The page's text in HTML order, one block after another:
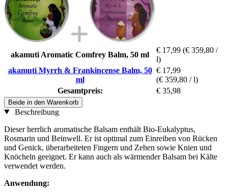
akamuti Aromatic Comfrey Balm, 50 ml
€ 17,99 (€ 359,80 /
l)
akamuti Myrrh & Frankincense Balm, 50
ml
€ 17,99
(€ 359,80 / l)
Gesamtpreis:
€ 35,98
Beide in den Warenkorb
Beschreibung
Dieser herrlich aromatische Balsam enthält Bio-Eukalyptus,
Rosmarin und Beinwell. Er ist optimal zum Einreiben von Rücken
und Genick, überarbeiteten Fingern und Zehen sowie Knien und
Knöcheln geeignet. Er kann auch als wärmender Balsam bei Kälte
verwendet werden.
Anwendung: